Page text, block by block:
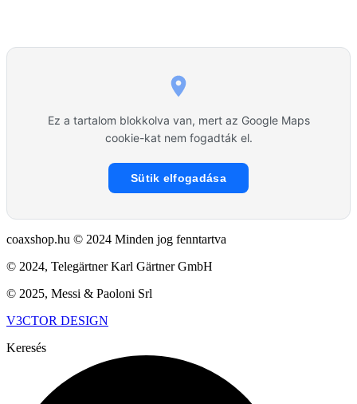
Ez a tartalom blokkolva van, mert az Google Maps
cookie-kat nem fogadták el.
Sütik elfogadása
coaxshop.hu © 2024 Minden jog fenntartva
© 2024, Telegärtner Karl Gärtner GmbH
© 2025, Messi & Paoloni Srl
V3CTOR DESIGN
Keresés